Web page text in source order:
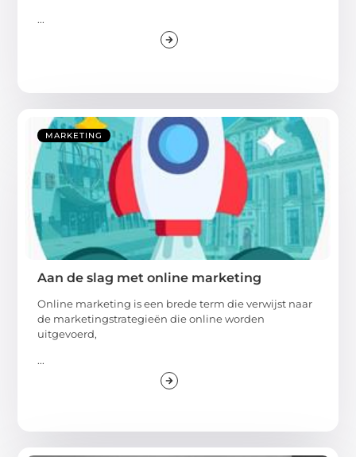
...
MARKETING
Aan de slag met online marketing
Online marketing is een brede term die verwijst naar
de marketingstrategieën die online worden
uitgevoerd,
...